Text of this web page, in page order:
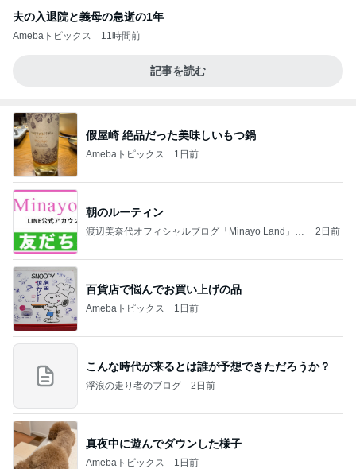
夫の入退院と義母の急逝の1年
Amebaトピックス 11時間前
記事を読む
假屋崎 絶品だった美味しいもつ鍋
Amebaトピックス 1日前
朝のルーティン
渡辺美奈代オフィシャルブログ「Minayo Land」P
2日前
百貨店で悩んでお買い上げの品
Amebaトピックス 1日前
こんな時代が来るとは誰が予想できただろうか？
浮浪の走り者のブログ 2日前
真夜中に遊んでダウンした様子
Amebaトピックス 1日前